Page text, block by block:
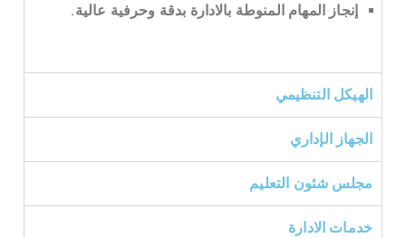
إنجاز المهام المنوطة بالادارة بدقة وحرفية عالية.
الهيكل التنظيمي
الجهاز الإداري
مجلس شئون التعليم
خدمات الادارة